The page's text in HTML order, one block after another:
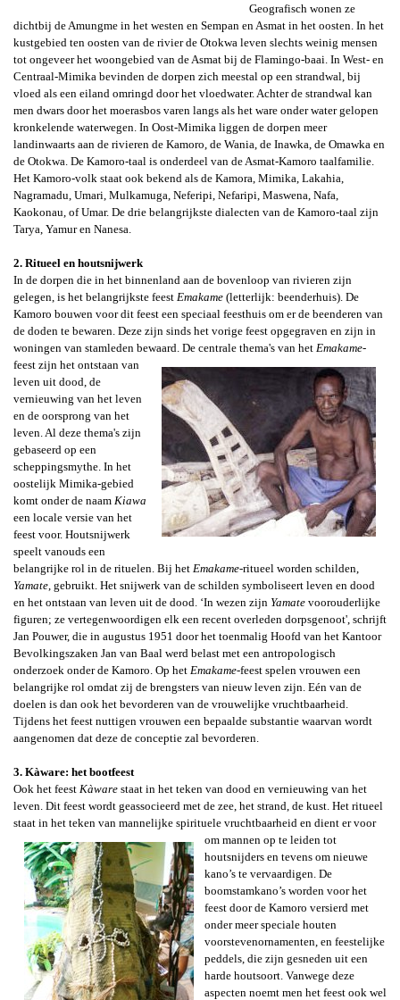
Geografisch wonen ze
dichtbij de Amungme in het westen en Sempan en Asmat in het oosten. In het
kustgebied ten oosten van de rivier de Otokwa leven slechts weinig mensen
tot ongeveer het woongebied van de Asmat bij de Flamingo-baai. In West- en
Centraal-Mimika bevinden de dorpen zich meestal op een strandwal, bij
vloed als een eiland omringd door het vloedwater. Achter de strandwal kan
men dwars door het moerasbos varen langs als het ware onder water gelopen
kronkelende waterwegen. In Oost-Mimika liggen de dorpen meer
landinwaarts aan de rivieren de Kamoro, de Wania, de Inawka, de Omawka en
de Otokwa. De Kamoro-taal is onderdeel van de Asmat-Kamoro taalfamilie.
Het Kamoro-volk staat ook bekend als de Kamora, Mimika, Lakahia,
Nagramadu, Umari, Mulkamuga, Neferipi, Nefaripi, Maswena, Nafa,
Kaokonau, of Umar. De drie belangrijkste dialecten van de Kamoro-taal zijn
Tarya, Yamur en Nanesa.
2. Ritueel en houtsnijwerk
In de dorpen die in het binnenland aan de bovenloop van rivieren zijn
gelegen, is het belangrijkste feest Emakame (letterlijk: beenderhuis). De
Kamoro bouwen voor dit feest een speciaal feesthuis om er de beenderen van
de doden te bewaren. Deze zijn sinds het vorige feest opgegraven en zijn in
woningen van stamleden bewaard. De centrale thema's van het Emakame-
feest zijn het ontstaan van
leven uit dood, de
vernieuwing van het leven
en de oorsprong van het
leven. Al deze thema's zijn
gebaseerd op een
scheppingsmythe. In het
oostelijk Mimika-gebied
komt onder de naam Kiawa
een locale versie van het
feest voor. Houtsnijwerk
speelt vanouds een
belangrijke rol in de rituelen. Bij het Emakame-ritueel worden schilden,
Yamate gebruikt. Het snijwerk van de schilden symboliseert leven en dood
en het ontstaan van leven uit de dood. ‘In wezen zijn Yamate voorouderlijke
figuren; ze vertegenwoordigen elk een recent overleden dorpsgenoot', schrijft
Jan Pouwer, die in augustus 1951 door het toenmalig Hoofd van het Kantoor
Bevolkingszaken Jan van Baal werd belast met een antropologisch
onderzoek onder de Kamoro. Op het Emakame-feest spelen vrouwen een
belangrijke rol omdat zij de brengsters van nieuw leven zijn. Eén van de
doelen is dan ook het bevorderen van de vrouwelijke vruchtbaarheid.
Tijdens het feest nuttigen vrouwen een bepaalde substantie waarvan wordt
aangenomen dat deze de conceptie zal bevorderen.
3. Kàware: het bootfeest
Ook het feest Kàware staat in het teken van dood en vernieuwing van het
leven. Dit feest wordt geassocieerd met de zee, het strand, de kust. Het ritueel
staat in het teken van mannelijke spirituele vruchtbaarheid en dient er voor
om mannen op te leiden tot
houtsnijders en tevens om nieuwe
kano’s te vervaardigen. De
boomstamkano’s worden voor het
feest door de Kamoro versierd met
onder meer speciale houten
voorstevenornamenten, en feestelijke
peddels, die zijn gesneden uit een
harde houtsoort. Vanwege deze
aspecten noemt men het feest ook wel